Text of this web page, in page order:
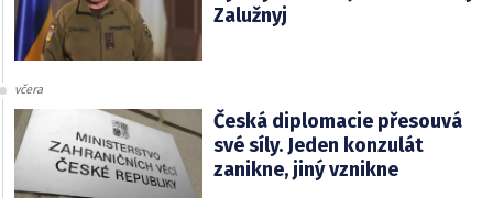
Zalužnyj
včera
Česká diplomacie přesouvá
své síly. Jeden konzulát
zanikne, jiný vznikne